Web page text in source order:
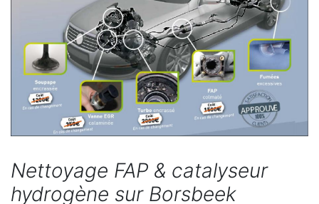
Nettoyage FAP & catalyseur
hydrogène sur Borsbeek